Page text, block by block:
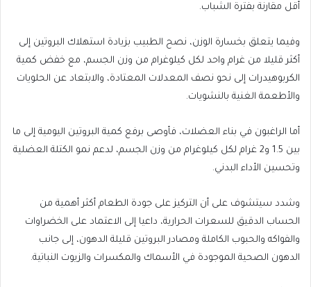
أقل مقارنة بفترة الشباب.
وفيما يتعلق بخسارة الوزن، نصح الطبيب بزيادة استهلاك البروتين إلى
أكثر قليلا من غرام واحد لكل كيلوغرام من وزن الجسم، مع خفض كمية
الكربوهيدرات إلى نحو نصف المعدلات المعتادة، والابتعاد عن الحلويات
والأطعمة الغنية بالنشويات.
أما الراغبون في بناء العضلات، فأوصى برفع كمية البروتين اليومية إلى ما
بين 1.5 و2 غرام لكل كيلوغرام من وزن الجسم، لدعم نمو الكتلة العضلية
وتحسين الأداء البدني.
وشدد سيتشوف على أن التركيز على جودة الطعام أكثر أهمية من
الحساب الدقيق للسعرات الحرارية، داعيا إلى الاعتماد على الخضراوات
والفواكه والحبوب الكاملة ومصادر البروتين قليلة الدهون، إلى جانب
الدهون الصحية الموجودة في الأسماك والمكسرات والزيوت النباتية.